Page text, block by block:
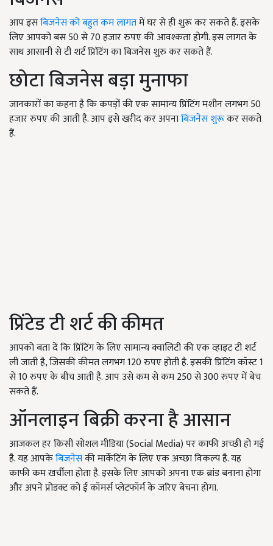
आप इसबिजनेस को बहुत कम लागतमें घर से ही शुरू कर सकते हैं. इसके
लिए आपको बस 50 से 70 हजार रुपए की आवश्कता होगी. इस लागत के
साथ आसानी से टी शर्ट प्रिंटिंग का बिजनेस शुरु कर सकते हैं.
छोटा बिजनेस बड़ा मुनाफा
जानकारों का कहना है कि कपड़ों की एक सामान्य प्रिंटिंग मशीन लगभग 50
हजार रुपए की आती है. आप इसे खरीद कर अपनाबिजनेस शुरूकर सकते
हैं.
प्रिंटेड टी शर्ट की कीमत
आपको बता दें कि प्रिंटिंग के लिए सामान्य क्वालिटी की एक व्हाइट टी शर्ट
ली जाती है, जिसकी कीमत लगभग 120 रुपए होती है. इसकी प्रिंटिंग कॉस्ट 1
से 10 रुपए के बीच आती है. आप उसे कम से कम 250 से 300 रुपए में बेच
सकते हैं.
ऑनलाइन बिक्री करना है आसान
आजकल हर किसी सोशल मीडिया (Social Media) पर काफी अच्छी हो गई
है. यह आपकेबिजनेसकी मार्केटिंग के लिए एक अच्छा विकल्प है. यह
काफी कम खर्चीला होता है. इसके लिए आपको अपना एक ब्रांड बनाना होगा
और अपने प्रोडक्ट को ई कॉमर्स प्लेटफॉर्म के जरिए बेचना होगा.